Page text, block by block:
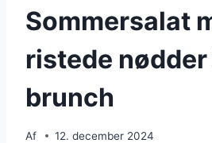
Sommersalat
ristede
brunch
Af 12. december 2024